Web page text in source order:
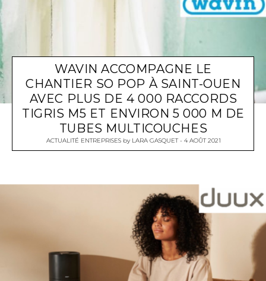
WAVIN ACCOMPAGNE LE
CHANTIER SO POP À SAINT-OUEN
AVEC PLUS DE 4 000 RACCORDS
TIGRIS M5 ET ENVIRON 5 000 M DE
TUBES MULTICOUCHES
ACTUALITÉ ENTREPRISESby LARA GASQUET 4 AOÛT 2021